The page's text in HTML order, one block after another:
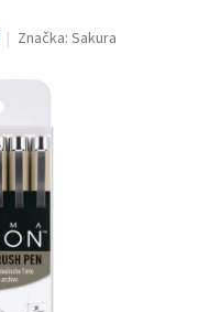
Značka: Sakura